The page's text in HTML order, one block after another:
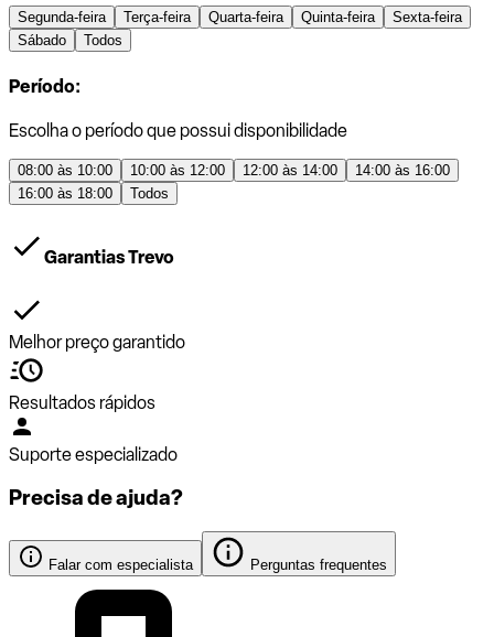
Segunda-feira Terça-feira Quarta-feira Quinta-feira
Sexta-feira
Sábado
Todos
Período:
Escolha o período que possui disponibilidade
08:00 às 10:00 10:00 às 12:00 12:00 às 14:00
14:00 às 16:00
16:00 às 18:00
Todos
Garantias Trevo
Melhor preço garantido
Resultados rápidos
Suporte especializado
Precisa de ajuda?
Falar com especialista Perguntas frequentes